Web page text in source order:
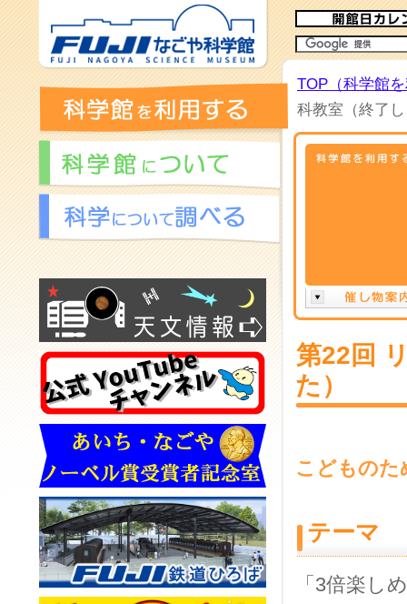
TOP（科学館
科教室（終了
第22回
た）
こどものた
テーマ
「3倍楽し